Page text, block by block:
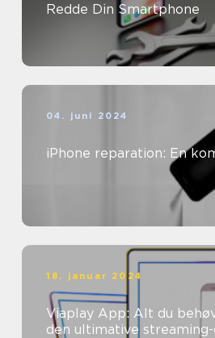
Redde Din Smartphone
04. juni 2024
iPhone reparation: En
18. januar 2024
Viaplay App: Alt du
den ultimative